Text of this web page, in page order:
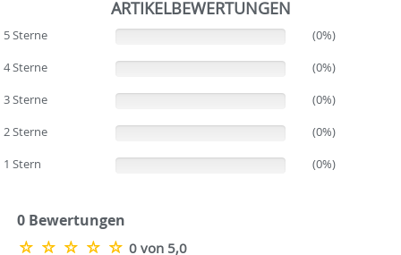
ARTIKELBEWERTUNGEN
5 Sterne
(0%)
4 Sterne
(0%)
3 Sterne
(0%)
2 Sterne
(0%)
1 Stern
(0%)
0 Bewertungen
0 von 5,0